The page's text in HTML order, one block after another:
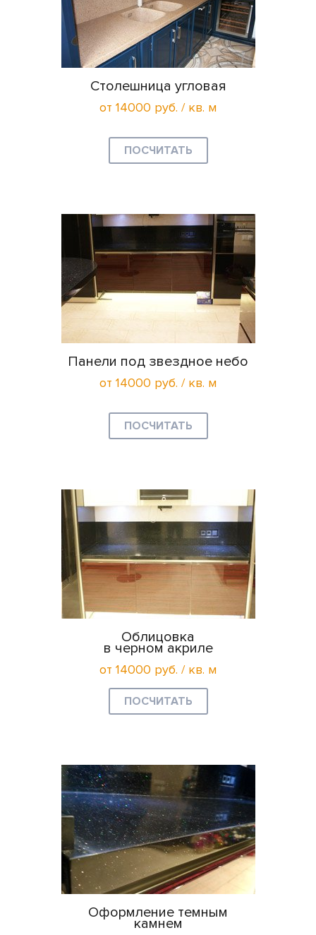
Столешница угловая
от 14000 руб. / кв. м
ПОСЧИТАТЬ
Панели под звездное небо
от 14000 руб. / кв. м
ПОСЧИТАТЬ
Облицовка
в черном акриле
от 14000 руб. / кв. м
ПОСЧИТАТЬ
Оформление темным
камнем